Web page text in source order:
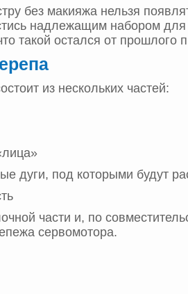
без макияжа нельзя
надлежащим набором для
такой остался от прошлого
из нескольких частей:
дуги, под которыми будут
части и, по
сервомотора.